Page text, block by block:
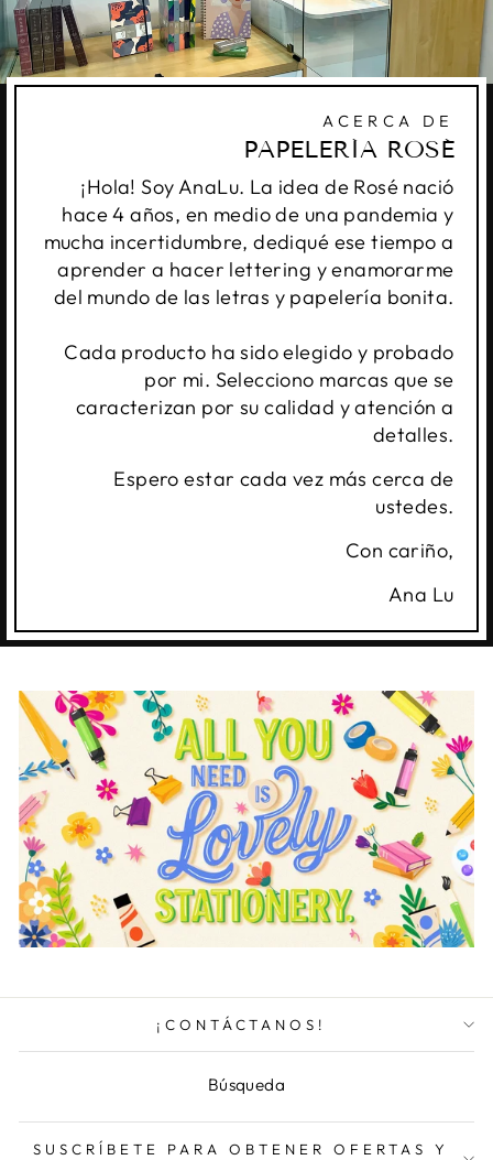
ACERCA DE
PAPELERÍA ROSÉ
¡Hola! Soy AnaLu. La idea de Rosé nació
hace 4 años, en medio de una pandemia y
mucha incertidumbre, dediqué ese tiempo a
aprender a hacer lettering y enamorarme
del mundo de las letras y papelería bonita.
Cada producto ha sido elegido y probado
por mi. Selecciono marcas que se
caracterizan por su calidad y atención a
detalles.
Espero estar cada vez más cerca de
ustedes.
Con cariño,
Ana Lu
¡CONTÁCTANOS!
Búsqueda
SUSCRÍBETE PARA OBTENER OFERTAS Y